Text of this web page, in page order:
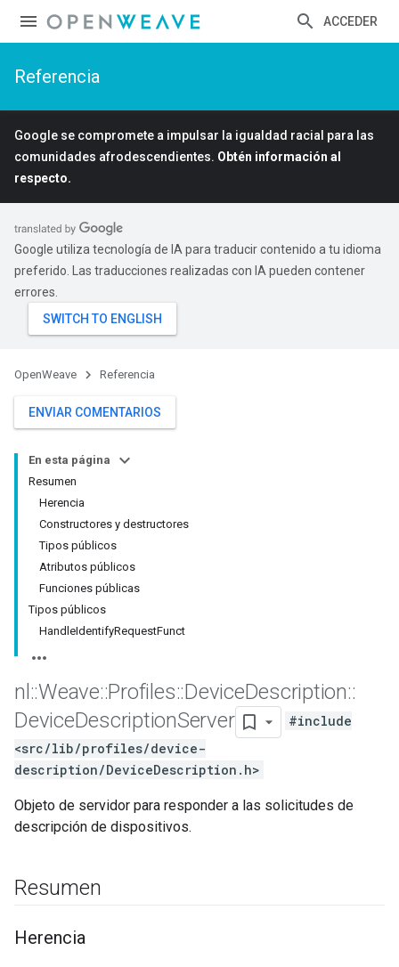
ACCEDER
Referencia
Google se compromete a impulsar la igualdad racial para las
comunidades afrodescendientes. Obtén información al
respecto.
Google utiliza tecnología de IA para traducir contenido a tu idioma
preferido. Las traducciones realizadas con IA pueden contener
errores.
OpenWeave Referencia
ENVIAR COMENTARIOS
En esta página
Resumen
Herencia
Constructores y destructores
Tipos públicos
Atributos públicos
Funciones públicas
Tipos públicos
HandleIdentifyRequestFunct
nl ::Weave::Profiles::DeviceDescription::
DeviceDescriptionServer
#include
<src/lib/profiles/device-
description/DeviceDescription.h>
Objeto de servidor para responder a las solicitudes de
descripción de dispositivos.
Resumen
Herencia